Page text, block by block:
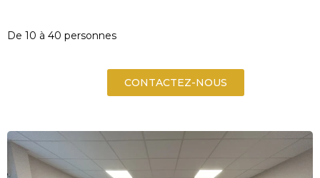
De 10 à 40 personnes
CONTACTEZ-NOUS